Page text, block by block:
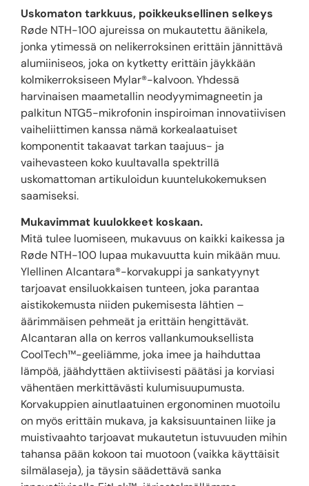
Uskomaton tarkkuus, poikkeuksellinen selkeys
Røde NTH-100 ajureissa on mukautettu äänikela,
jonka ytimessä on nelikerroksinen erittäin jännittävä
alumiiniseos, joka on kytketty erittäin jäykkään
kolmikerroksiseen Mylar®-kalvoon. Yhdessä
harvinaisen maametallin neodyymimagneetin ja
palkitun NTG5-mikrofonin inspiroiman innovatiivisen
vaiheliittimen kanssa nämä korkealaatuiset
komponentit takaavat tarkan taajuus- ja
vaihevasteen koko kuultavalla spektrillä
uskomattoman artikuloidun kuuntelukokemuksen
saamiseksi.
Mukavimmat kuulokkeet koskaan.
Mitä tulee luomiseen, mukavuus on kaikki kaikessa ja
Røde NTH-100 lupaa mukavuutta kuin mikään muu.
Ylellinen Alcantara®-korvakuppi ja sankatyynyt
tarjoavat ensiluokkaisen tunteen, joka parantaa
aistikokemusta niiden pukemisesta lähtien –
äärimmäisen pehmeät ja erittäin hengittävät.
Alcantaran alla on kerros vallankumouksellista
CoolTech™-geeliämme, joka imee ja haihduttaa
lämpöä, jäähdyttäen aktiivisesti päätäsi ja korviasi
vähentäen merkittävästi kulumisuupumusta.
Korvakuppien ainutlaatuinen ergonominen muotoilu
on myös erittäin mukava, ja kaksisuuntainen liike ja
muistivaahto tarjoavat mukautetun istuvuuden mihin
tahansa pään kokoon tai muotoon (vaikka käyttäisit
silmälaseja), ja täysin säädettävä sanka